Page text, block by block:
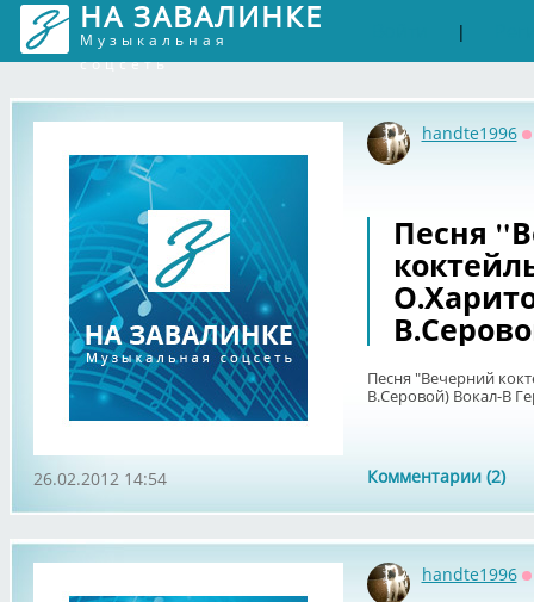
НА ЗАВАЛИНКЕ
Музыкальная
соцсеть
|
handte1996
Песня
Песня "Вечерний
В.Серовой) Вокал-В
Комментарии (2)
26.02.2012 14:54
handte1996